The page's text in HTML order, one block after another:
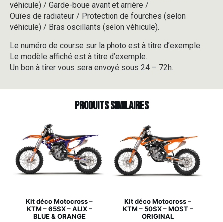
véhicule) / Garde-boue avant et arrière /
Ouïes de radiateur / Protection de fourches (selon
véhicule) / Bras oscillants (selon véhicule).
Le numéro de course sur la photo est à titre d’exemple.
Le modèle affiché est à titre d’exemple.
Un bon à tirer vous sera envoyé sous 24 – 72h.
Produits similaires
Kit déco Motocross –
KTM – 65SX – ALIX –
BLUE & ORANGE
Kit déco Motocross –
KTM – 50SX – MOST –
ORIGINAL